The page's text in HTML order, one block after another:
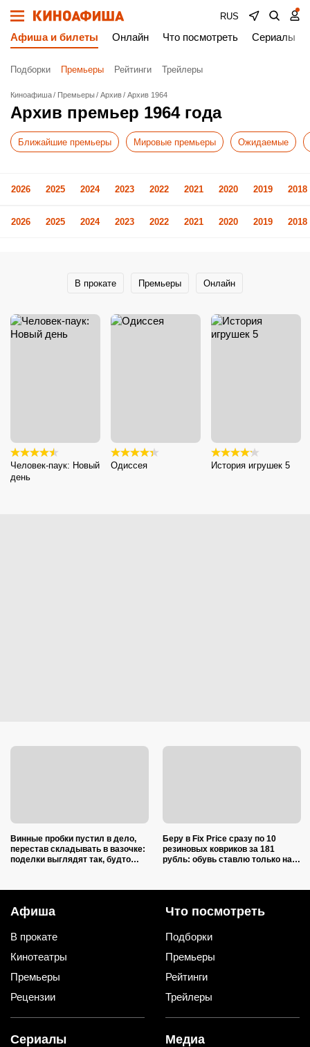
RUS
Афиша и билеты Онлайн Что посмотреть Сериалы
Подборки Премьеры Рейтинги Трейлеры
Киноафиша Премьеры Архив Архив 1964
Архив премьер 1964 года
Ближайшие премьеры Мировые премьеры Ожидаемые
2026 2025 2024 2023 2022 2021 2020 2019 2018
2026 2025 2024 2023 2022 2021 2020 2019 2018
В прокате Премьеры Онлайн
Человек-паук: Новый
день
Одиссея История игрушек 5
Винные пробки пустил в дело,
перестав складывать в вазочке:
поделки выглядят так, будто
Беру в Fix Price сразу по 10
резиновых ковриков за 181
рубль: обувь ставлю только на
Афиша
В прокате
Кинотеатры
Премьеры
Рецензии
Что посмотреть
Подборки
Премьеры
Рейтинги
Трейлеры
Сериалы Медиа